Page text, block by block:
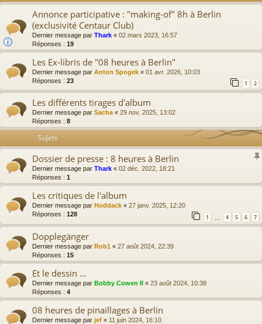
Annonce participative : "making-of" 8h à Berlin
(exclusivité Centaur Club)
Dernier message par Thark « 02 mars 2023, 16:57
Réponses : 19
Les Ex-libris de "08 heures à Berlin"
Dernier message par Anton Spogek « 01 avr. 2026, 10:03
Réponses : 23 1 2
Les différents tirages d'album
Dernier message par Sacha « 29 nov. 2025, 13:02
Réponses : 8
Sujets
Dossier de presse : 8 heures à Berlin
Dernier message par Thark « 02 déc. 2022, 18:21
Réponses : 1
Les critiques de l'album
Dernier message par Hoddack « 27 janv. 2025, 12:20
Réponses : 128 1 4 5 6 7
Dopplegänger
Dernier message par Rob1 « 27 août 2024, 22:39
Réponses : 15
Et le dessin ...
Dernier message par Bobby Cowen II « 23 août 2024, 10:38
Réponses : 4
08 heures de pinaillages à Berlin
Dernier message par jef « 11 juin 2024, 16:10